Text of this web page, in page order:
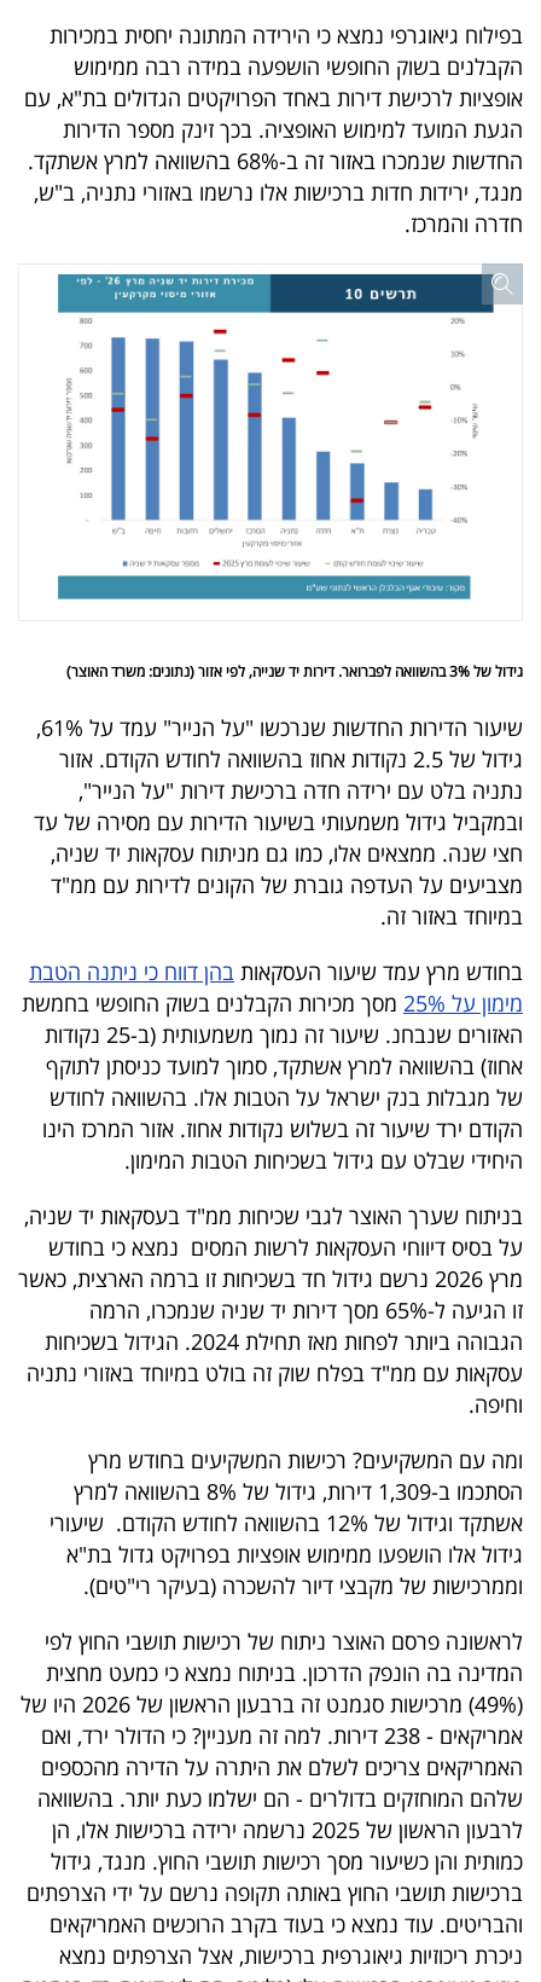
דרושים
ניוזלטרים
מייל
אדום
באייס
בפילוח גיאוגרפי נמצא כי הירידה המתונה יחסית במכירות
הקבלנים בשוק החופשי הושפעה במידה רבה ממימוש
אופציות לרכישת דירות באחד הפרויקטים הגדולים בת"א, עם
הגעת המועד למימוש האופציה. בכך זינק מספר הדירות
החדשות שנמכרו באזור זה ב-68% בהשוואה למרץ אשתקד.
מנגד, ירידות חדות ברכישות אלו נרשמו באזורי נתניה, ב"ש,
חדרה והמרכז.
גידול של 3% בהשוואה לפברואר. דירות יד שנייה, לפי אזור (נתונים: משרד האוצר)
שיעור הדירות החדשות שנרכשו "על הנייר" עמד על 61%,
גידול של 2.5 נקודות אחוז בהשוואה לחודש הקודם. אזור
נתניה בלט עם ירידה חדה ברכישת דירות "על הנייר",
ובמקביל גידול משמעותי בשיעור הדירות עם מסירה של עד
חצי שנה. ממצאים אלו, כמו גם מניתוח עסקאות יד שניה,
מצביעים על העדפה גוברת של הקונים לדירות עם ממ"ד
במיוחד באזור זה.
בחודש מרץ עמד שיעור העסקאות בהן דווח כי ניתנה הטבת
מימון על 25%
מסך מכירות הקבלנים בשוק החופשי בחמשת
האזורים שנבחנ. שיעור זה נמוך משמעותית (ב-25 נקודות
אחוז) בהשוואה למרץ אשתקד, סמוך למועד כניסתן לתוקף
של מגבלות בנק ישראל על הטבות אלו. בהשוואה לחודש
הקודם ירד שיעור זה בשלוש נקודות אחוז. אזור המרכז הינו
היחידי שבלט עם גידול בשכיחות הטבות המימון.
בניתוח שערך האוצר לגבי שכיחות ממ"ד בעסקאות יד שניה,
על בסיס דיווחי העסקאות לרשות המסים נמצא כי בחודש
מרץ 2026 נרשם גידול חד בשכיחות זו ברמה הארצית, כאשר
זו הגיעה ל-65% מסך דירות יד שניה שנמכרו, הרמה
הגבוהה ביותר לפחות מאז תחילת 2024. הגידול בשכיחות
עסקאות עם ממ"ד בפלח שוק זה בולט במיוחד באזורי נתניה
וחיפה.
ומה עם המשקיעים? רכישות המשקיעים בחודש מרץ
הסתכמו ב-1,309 דירות, גידול של 8% בהשוואה למרץ
אשתקד וגידול של 12% בהשוואה לחודש הקודם. שיעורי
גידול אלו הושפעו ממימוש אופציות בפרויקט גדול בת"א
וממרכישות של מקבצי דיור להשכרה (בעיקר רי"טים).
לראשונה פרסם האוצר ניתוח של רכישות תושבי החוץ לפי
המדינה בה הונפק הדרכון. בניתוח נמצא כי כמעט מחצית
(49%) מרכישות סגמנט זה ברבעון הראשון של 2026 היו של
אמריקאים - 238 דירות. למה זה מעניין? כי הדולר ירד, ואם
האמריקאים צריכים לשלם את היתרה על הדירה מהכספים
שלהם המוחזקים בדולרים - הם ישלמו כעת יותר. בהשוואה
לרבעון הראשון של 2025 נרשמה ירידה ברכישות אלו, הן
כמותית והן כשיעור מסך רכישות תושבי החוץ. מנגד, גידול
ברכישות תושבי החוץ באותה תקופה נרשם על ידי הצרפתים
והבריטים. עוד נמצא כי בעוד בקרב הרוכשים האמריקאים
ניכרת ריכוזיות גיאוגרפית ברכישות, אצל הצרפתים נמצא